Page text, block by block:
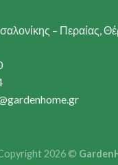
– Περαίας,
2026 ©